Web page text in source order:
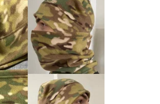
по Украине каждый
день
ВЕРСИЯ САЙТА